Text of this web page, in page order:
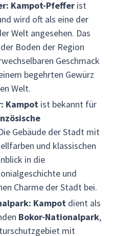
Kampot-Pfefferist
wird oft als eine der
Welt angesehen. Das
Boden der Region
Geschmack
begehrten Gewürz
Welt.
Kampotist bekannt für
Gebäude der Stadt mit
und klassischen
in die
und
Charme der Stadt bei.
Kampotdient als
Bokor-Nationalpark,
mit